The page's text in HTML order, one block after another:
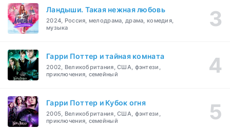
Ландыши. Такая нежная любовь
2024, Россия, мелодрама, драма, комедия,
музыка
Гарри Поттер и тайная комната
2002, Великобритания, США, фэнтези,
приключения, семейный
Гарри Поттер и Кубок огня
2005, Великобритания, США, фэнтези,
приключения, семейный